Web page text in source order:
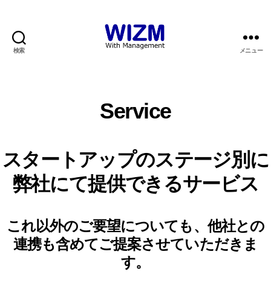
検索 メニュー
Service
スタートアップのステージ別に
弊社にて提供できるサービス
これ以外のご要望についても、他社との
連携も含めてご提案させていただきま
す。